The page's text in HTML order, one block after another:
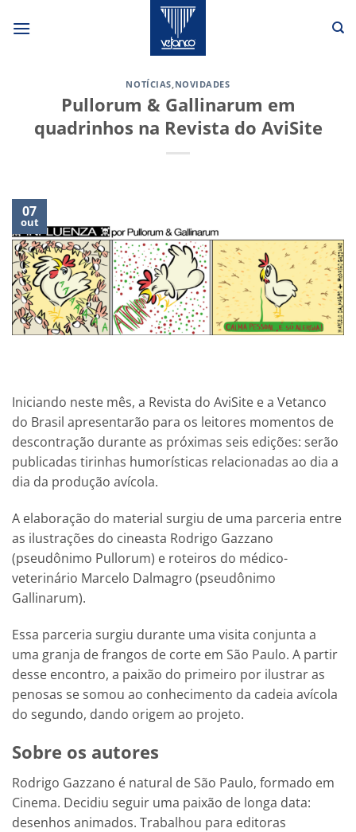
NOTÍCIAS,NOVIDADES
Pullorum & Gallinarum em
quadrinhos na Revista do AviSite
07
out
Iniciando neste mês, a Revista do AviSite e a Vetanco
do Brasil apresentarão para os leitores momentos de
descontração durante as próximas seis edições: serão
publicadas tirinhas humorísticas relacionadas ao dia a
dia da produção avícola.
A elaboração do material surgiu de uma parceria entre
as ilustrações do cineasta Rodrigo Gazzano
(pseudônimo Pullorum) e roteiros do médico-
veterinário Marcelo Dalmagro (pseudônimo
Gallinarum).
Essa parceria surgiu durante uma visita conjunta a
uma granja de frangos de corte em São Paulo. A partir
desse encontro, a paixão do primeiro por ilustrar as
penosas se somou ao conhecimento da cadeia avícola
do segundo, dando origem ao projeto.
Sobre os autores
Rodrigo Gazzano é natural de São Paulo, formado em
Cinema. Decidiu seguir uma paixão de longa data:
desenhos animados. Trabalhou para editoras